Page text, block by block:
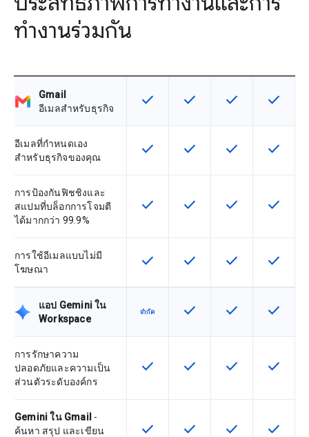
ทำงานร่วมกัน
Gmail
อีเมลสำหรับธุรกิจ
ฟีเจอร์นี้ใช้ได้กับ SKU
check ฟีเจอร์นี้ใช้ได้กับ SKU
check ฟีเจอร์นี้ใช้ได้กับ
check ฟีเจอร์นี้
check
อีเมลที่กำหนดเอง
สำหรับธุรกิจของคุณ
ฟีเจอร์นี้ใช้ได้กับ SKU
check ฟีเจอร์นี้ใช้ได้กับ SKU
check ฟีเจอร์นี้ใช้ได้กับ
check ฟีเจอร์นี้
check
การป้องกันฟิชชิงและ
สแปมที่บล็อกการโจมตี
ได้มากกว่า 99.9%
ฟีเจอร์นี้ใช้ได้กับ SKU
check ฟีเจอร์นี้ใช้ได้กับ SKU
check ฟีเจอร์นี้ใช้ได้กับ
check ฟีเจอร์นี้
check
การใช้อีเมลแบบไม่มี
โฆษณา
ฟีเจอร์นี้ใช้ได้กับ SKU
check ฟีเจอร์นี้ใช้ได้กับ SKU
check ฟีเจอร์นี้ใช้ได้กับ
check ฟีเจอร์นี้
check
แอป Gemini ใน
Workspace
จำกัด ฟีเจอร์นี้ใช้ได้กับ SKU
check ฟีเจอร์นี้ใช้ได้กับ
check ฟีเจอร์นี้
check
การรักษาความ
ปลอดภัยและความเป็น
ส่วนตัวระดับองค์กร
ฟีเจอร์นี้ใช้ได้กับ SKU
check ฟีเจอร์นี้ใช้ได้กับ SKU
check ฟีเจอร์นี้ใช้ได้กับ
check ฟีเจอร์นี้
check
Gemini ใน Gmail -
ค้นหา สรุป และเขียน
ฟีเจอร์นี้ใช้ได้กับ SKU
check ฟีเจอร์นี้ใช้ได้กับ SKU
check ฟีเจอร์นี้ใช้ได้กับ
check ฟีเจอร์นี้
check